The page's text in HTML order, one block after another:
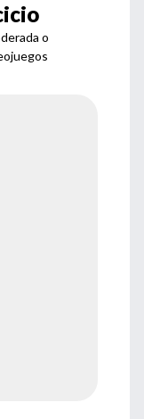
o